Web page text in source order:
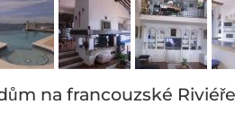
na francouzské